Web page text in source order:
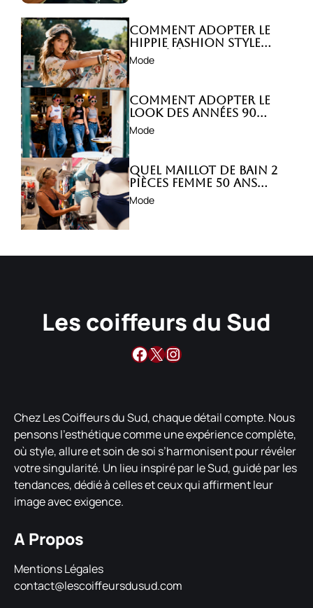
Comment adopter le
hippie fashion style
avec élégance ?
Mode
Comment adopter le
look des années 90
avec style ?
Mode
Quel maillot de bain 2
pièces femme 50 ans
choisir ?
Mode
Les coiffeurs du Sud
Facebook
X Instagram
Chez Les Coiffeurs du Sud, chaque détail compte. Nous
pensons l’esthétique comme une expérience complète,
où style, allure et soin de soi s’harmonisent pour révéler
votre singularité. Un lieu inspiré par le Sud, guidé par les
tendances, dédié à celles et ceux qui affirment leur
image avec exigence.
A Propos
Mentions Légales
contact@lescoiffeursdusud.com